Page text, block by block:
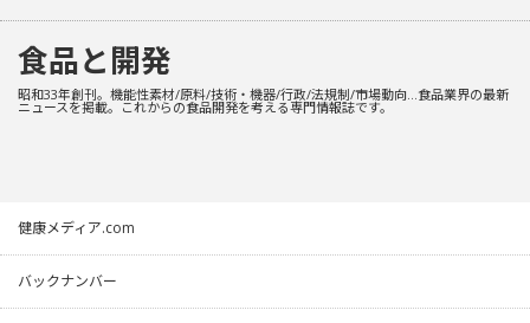
食品と開発
昭和33年創刊。機能性素材/原料/技術・機器/行政/法規制/市場動向…食品業界の最新
ニュースを掲載。これからの食品開発を考える専門情報誌です。
健康メディア.com
バックナンバー